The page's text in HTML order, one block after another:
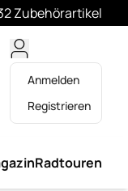
Zubehörartikel
Anmelden
Registrieren
Radtouren